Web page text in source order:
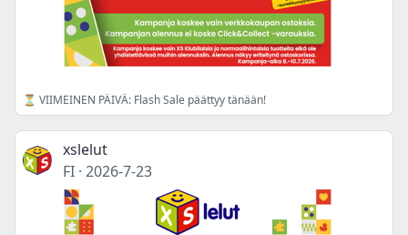
⏳ VIIMEINEN PÄIVÄ: Flash Sale päättyy tänään!
xslelut
FI · 2026-7-23